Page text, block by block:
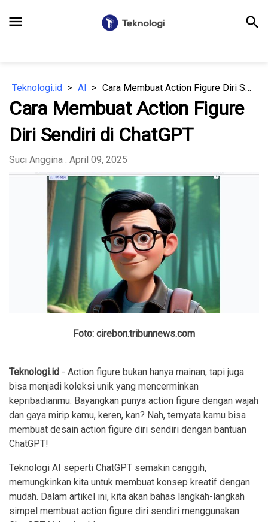
menu search
Teknologi.id AI Cara Membuat Action Figure Diri Sendiri di ChatGPT
Cara Membuat Action Figure
Diri Sendiri di ChatGPT
Suci Anggina . April 09, 2025
Foto: cirebon.tribunnews.com
Teknologi.id - Action figure bukan hanya mainan, tapi juga
bisa menjadi koleksi unik yang mencerminkan
kepribadianmu. Bayangkan punya action figure dengan wajah
dan gaya mirip kamu, keren, kan? Nah, ternyata kamu bisa
membuat desain action figure diri sendiri dengan bantuan
ChatGPT!
Teknologi AI seperti ChatGPT semakin canggih,
memungkinkan kita untuk membuat konsep kreatif dengan
mudah. Dalam artikel ini, kita akan bahas langkah-langkah
simpel membuat action figure diri sendiri menggunakan